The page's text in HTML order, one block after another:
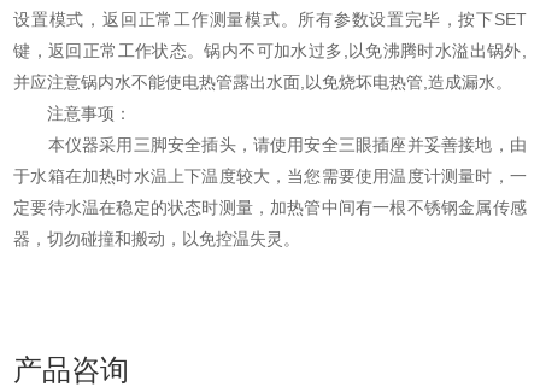
设置模式，返回正常工作测量模式。所有参数设置完毕，按下SET
键，返回正常工作状态。锅内不可加水过多,以免沸腾时水溢出锅外,
并应注意锅内水不能使电热管露出水面,以免烧坏电热管,造成漏水。
注意事项：
本仪器采用三脚安全插头，请使用安全三眼插座并妥善接地，由
于水箱在加热时水温上下温度较大，当您需要使用温度计测量时，一
定要待水温在稳定的状态时测量，加热管中间有一根不锈钢金属传感
器，切勿碰撞和搬动，以免控温失灵。
产品咨询